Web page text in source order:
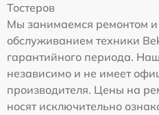
Тостеров
Мы занимаемся ремонтом и
обслуживанием техники
гарантийного периода.
независимо и не имеет
производителя. Цены на
носят исключительно